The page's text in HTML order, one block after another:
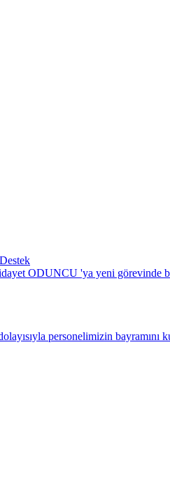
ODUNCU 'ya yeni görevinde
personelimizin bayramını